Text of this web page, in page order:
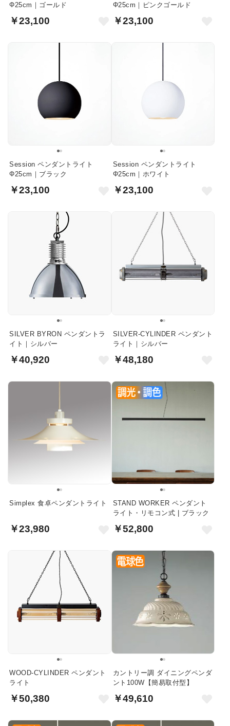
Φ25cm｜ゴールド
￥23,100
Φ25cm｜ピンクゴールド
￥23,100
Session ペンダントライト
Φ25cm｜ブラック
￥23,100
Session ペンダントライト
Φ25cm｜ホワイト
￥23,100
SILVER BYRON ペンダントラ
イト｜シルバー
￥40,920
SILVER-CYLINDER ペンダント
ライト｜シルバー
￥48,180
Simplex 食卓ペンダントライト
￥23,980
STAND WORKER ペンダント
ライト・リモコン式 | ブラック
￥52,800
WOOD-CYLINDER ペンダント
ライト
￥50,380
カントリー調 ダイニングペンダ
ント100W【簡易取付型】
￥49,610